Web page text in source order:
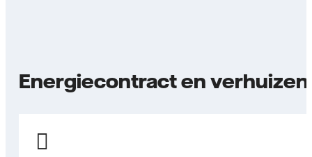
Energiecontract en verhuizen